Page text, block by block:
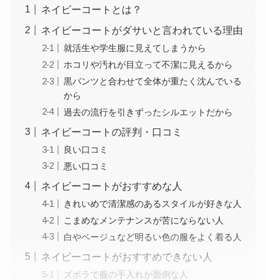
ネイビーコートとは？
ネイビーコートがダサいと言われている理由
就活生や学生服に見えてしまうから
ホコリや汚れが目立って不潔に見えるから
黒パンツと合わせて全体が重たく沈んでいる
から
過去の流行を引きずったシルエットだから
ネイビーコートの評判・口コミ
良い口コミ
悪い口コミ
ネイビーコートがおすすめな人
きれいめで清潔感のあるスタイルが好きな人
こまめなメンテナンスが苦にならない人
白やベージュなど明るい色の服をよく着る人
ネイビーコートがおすすめできない人
ズボラで服の手入れが面倒な人